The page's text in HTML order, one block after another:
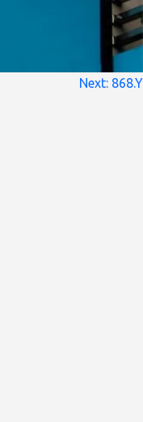
Next: 868.Y